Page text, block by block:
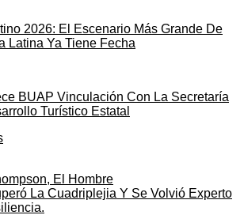
2026: El Escenario Más Grande De
Latina Ya Tiene Fecha
BUAP Vinculación Con La Secretaría
Turístico Estatal
El Hombre
La Cuadriplejia Y Se Volvió Experto